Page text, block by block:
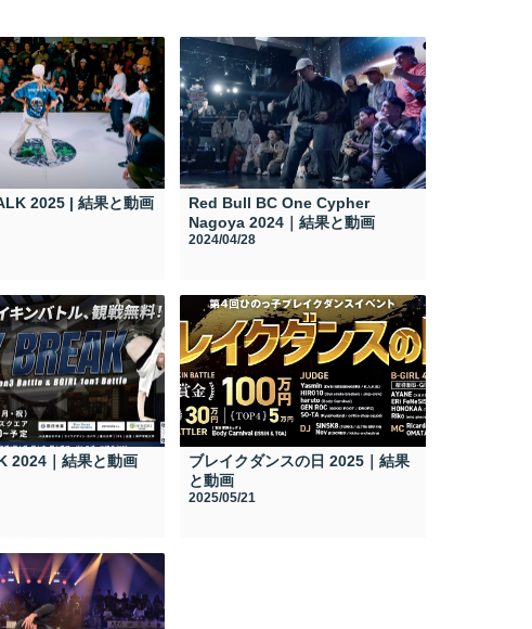
2025 | 結果と動画
Red Bull BC One Cypher
Nagoya 2024｜結果と動画
2024/04/28
2024｜結果と動画
ブレイクダンスの日 2025｜結果
と動画
2025/05/21